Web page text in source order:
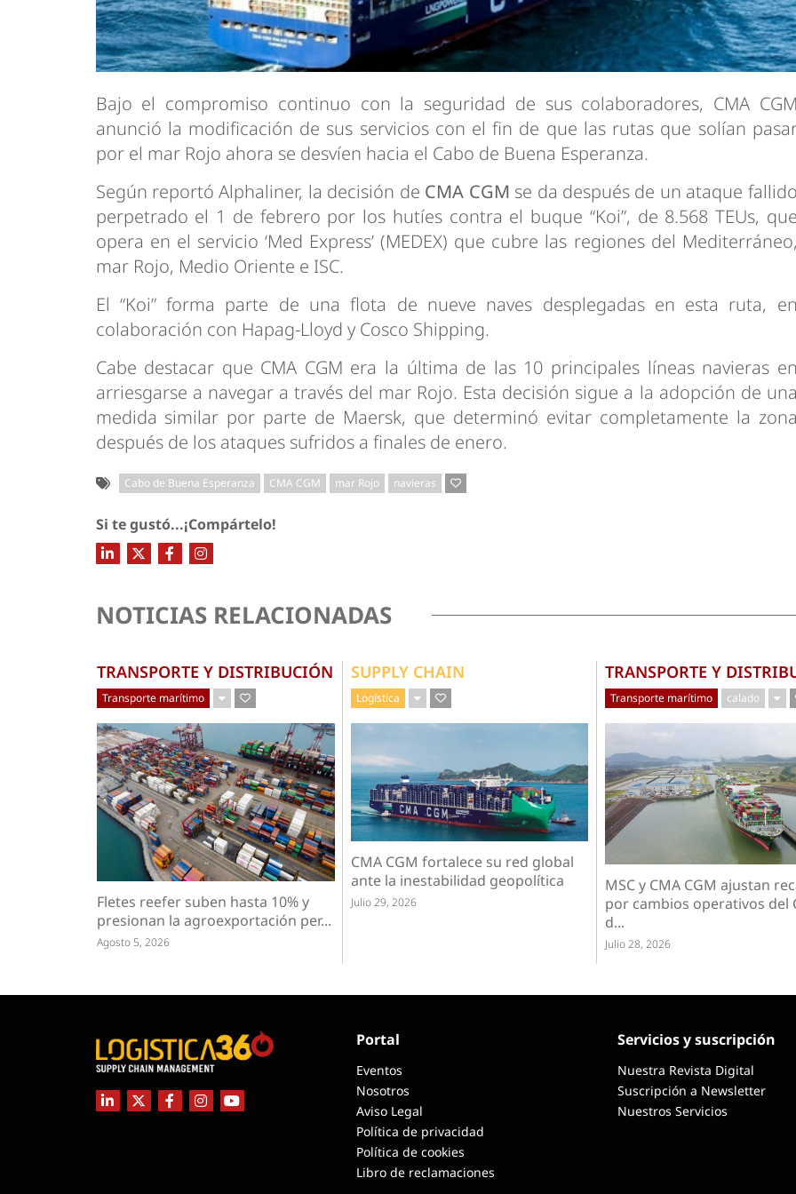
Bajo el compromiso continuo con la seguridad de sus colaboradores, CMA
anunció la modificación de sus servicios con el fin de que las rutas que solían
por el mar Rojo ahora se desvíen hacia el Cabo de Buena Esperanza.
Según reportó Alphaliner, la decisión de CMA CGM se da después de un ataque
perpetrado el 1 de febrero por los hutíes contra el buque “Koi”, de 8.568 TEUs,
opera en el servicio ‘Med Express’ (MEDEX) que cubre las regiones del
mar Rojo, Medio Oriente e ISC.
El “Koi” forma parte de una flota de nueve naves desplegadas en esta ruta,
colaboración con Hapag-Lloyd y Cosco Shipping.
Cabe destacar que CMA CGM era la última de las 10 principales líneas navieras
arriesgarse a navegar a través del mar Rojo. Esta decisión sigue a la adopción de
medida similar por parte de Maersk, que determinó evitar completamente la
después de los ataques sufridos a finales de enero.
Cabo de Buena Esperanza CMA CGM mar Rojo navieras
Si te gustó...¡Compártelo!
NOTICIAS RELACIONADAS
TRANSPORTE Y DISTRIBUCIÓN
Transporte marítimo
Fletes reefer suben hasta 10% y
presionan la agroexportación per...
Agosto 5, 2026
SUPPLY CHAIN
Logística
CMA CGM fortalece su red global
ante la inestabilidad geopolítica
Julio 29, 2026
TRANSPORTE Y
Transporte marítimo calado
MSC y CMA CGM ajustan
por cambios operativos del
d...
Julio 28, 2026
Portal
Eventos
Nosotros
Aviso Legal
Política de privacidad
Política de cookies
Libro de reclamaciones
Servicios y suscripción
Nuestra Revista Digital
Suscripción a Newsletter
Nuestros Servicios